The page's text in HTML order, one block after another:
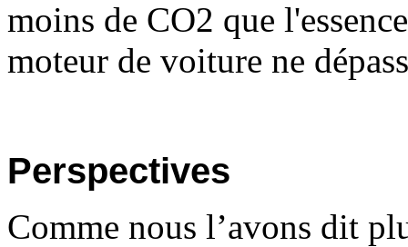
moins de CO2 que
moteur de voiture ne
Perspectives
Comme nous l’avons dit